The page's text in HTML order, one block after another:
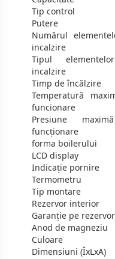
Tip control
Putere
Numărul
incalzire
Tipul
incalzire
Timp de încălzire
Temperatură
funcionare
Presiune
funcţionare
forma boilerului
LCD display
Indicaţie pornire
Termometru
Tip montare
Rezervor interior
Garanţie pe rezervor
Anod de magneziu
Culoare
Dimensiuni (ÎxLxA)